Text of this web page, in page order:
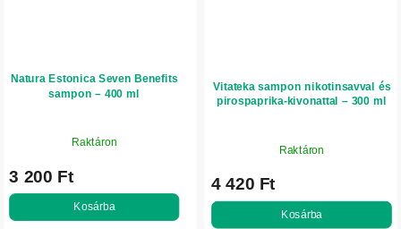
Natura Estonica Seven Benefits
sampon – 400 ml
Raktáron
3 200 Ft
Kosárba
Vitateka sampon nikotinsavval és
pirospaprika-kivonattal – 300 ml
Raktáron
4 420 Ft
Kosárba